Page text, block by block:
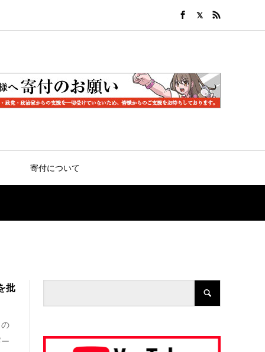
寄付について
批